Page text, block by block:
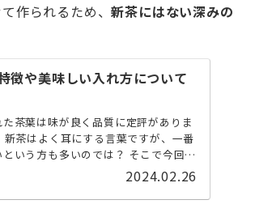
作られるため、新茶にはない深みの
徴や美味しい入れ方について
茶葉は味が良く品質に定評がありま
茶はよく耳にする言葉ですが、一番
いう方も多いのでは？ そこで今回
2024.02.26